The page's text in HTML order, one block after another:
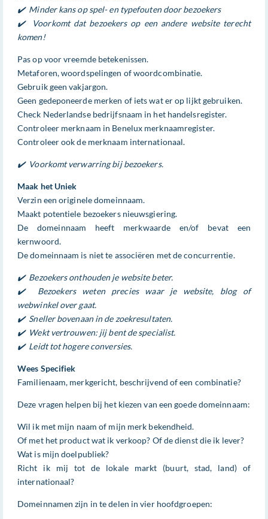
✔️ Minder kans op spel- en typefouten door bezoekers
✔️ Voorkomt dat bezoekers op een andere website terecht
komen!
Pas op voor vreemde betekenissen.
Metaforen, woordspelingen of woordcombinatie.
Gebruik geen vakjargon.
Geen gedeponeerde merken of iets wat er op lijkt gebruiken.
Check Nederlandse bedrijfsnaam in het handelsregister.
Controleer merknaam in Benelux merknaamregister.
Controleer ook de merknaam internationaal.
✔️ Voorkomt verwarring bij bezoekers.
Maak het Uniek
Verzin een originele domeinnaam.
Maakt potentiele bezoekers nieuwsgiering.
De domeinnaam heeft merkwaarde en/of bevat een
kernwoord.
De domeinnaam is niet te associëren met de concurrentie.
✔️ Bezoekers onthouden je website beter.
✔️ Bezoekers weten precies waar je website, blog of
webwinkel over gaat.
✔️ Sneller bovenaan in de zoekresultaten.
✔️ Wekt vertrouwen: jij bent de specialist.
✔️ Leidt tot hogere conversies.
Wees Specifiek
Familienaam, merkgericht, beschrijvend of een combinatie?
Deze vragen helpen bij het kiezen van een goede domeinnaam:
Wil ik met mijn naam of mijn merk bekendheid.
Of met het product wat ik verkoop? Of de dienst die ik lever?
Wat is mijn doelpubliek?
Richt ik mij tot de lokale markt (buurt, stad, land) of
internationaal?
Domeinnamen zijn in te delen in vier hoofdgroepen: